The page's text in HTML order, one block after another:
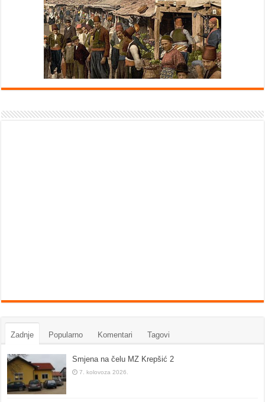
Zadnje Popularno Komentari Tagovi
Smjena na čelu MZ Krepšić 2
7. kolovoza 2026.